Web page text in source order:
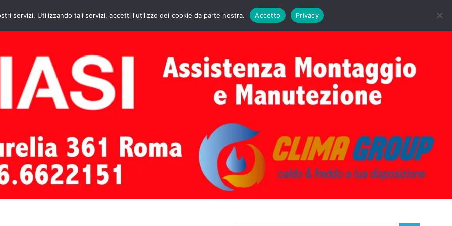
HOME CONTATTI ASSISTENZA CALDAIE BIASI PRIMA ACCENSIONE CALDAIE BIASI
servizi. Utilizzando tali servizi, accetti l'utilizzo dei cookie da parte nostra. Accetto Privacy